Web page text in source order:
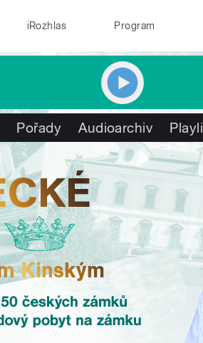
iRozhlas Program
Pořady Audioarchiv